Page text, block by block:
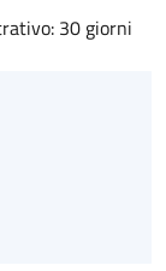
30 giorni